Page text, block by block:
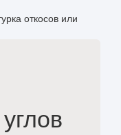
откосов или